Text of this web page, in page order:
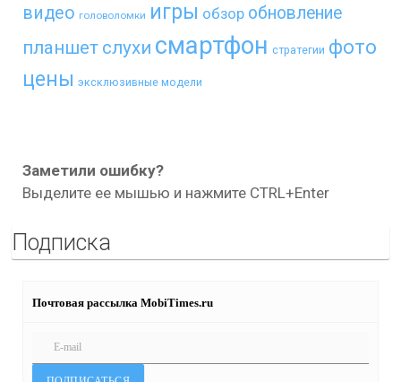
видео головоломки игры обзор обновление
планшет слухи смартфон стратегии фото
цены эксклюзивные модели
Заметили ошибку?
Выделите ее мышью и нажмите CTRL+Enter
Подписка
Почтовая рассылка MobiTimes.ru